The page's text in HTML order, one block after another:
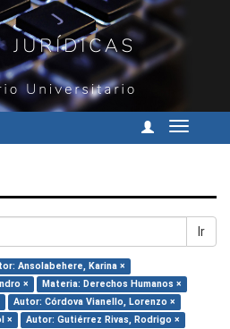
Cambiar
Ir
Ansolabehere, Karina ×
×
Materia: Derechos Humanos ×
Autor: Córdova Vianello, Lorenzo ×
×
Autor: Gutiérrez Rivas, Rodrigo ×